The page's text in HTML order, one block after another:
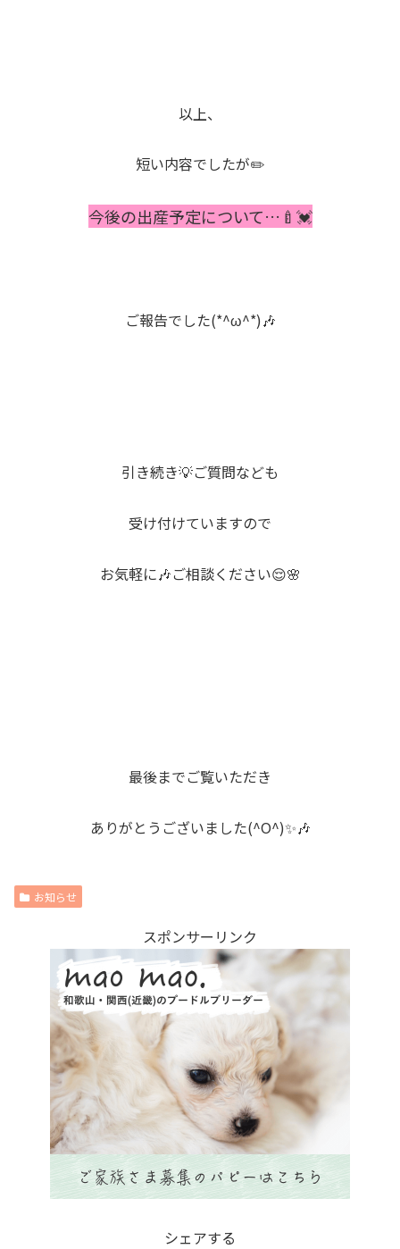
以上、
短い内容でしたが✏️
今後の出産予定について…🍼💓
ご報告でした(*^ω^*)🎶
引き続き💡ご質問なども
受け付けていますので
お気軽に🎶ご相談ください😌🌸
最後までご覧いただき
ありがとうございました(^O^)✨🎶
お知らせ
スポンサーリンク
シェアする